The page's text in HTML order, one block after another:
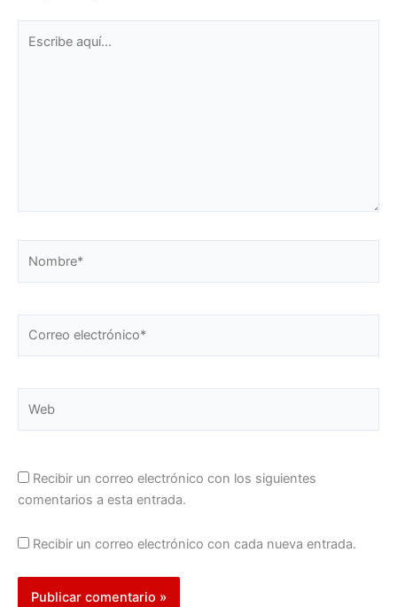
Recibir un correo electrónico con los siguientes
comentarios a esta entrada.
Recibir un correo electrónico con cada nueva entrada.